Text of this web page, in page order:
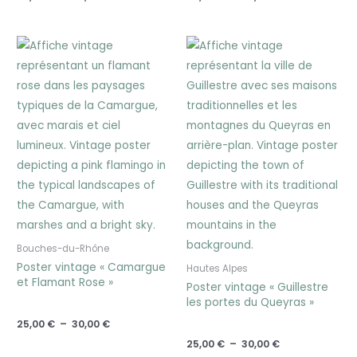
Bouches-du-Rhône
Poster vintage « Camargue
et Flamant Rose »
25,00 € – 30,00 €
Plage
de
prix :
à
30,00 €
Hautes Alpes
Poster vintage « Guillestre
les portes du Queyras »
25,00 € – 30,00 €
Plage
de
prix :
25,00 €
à
30,00 €